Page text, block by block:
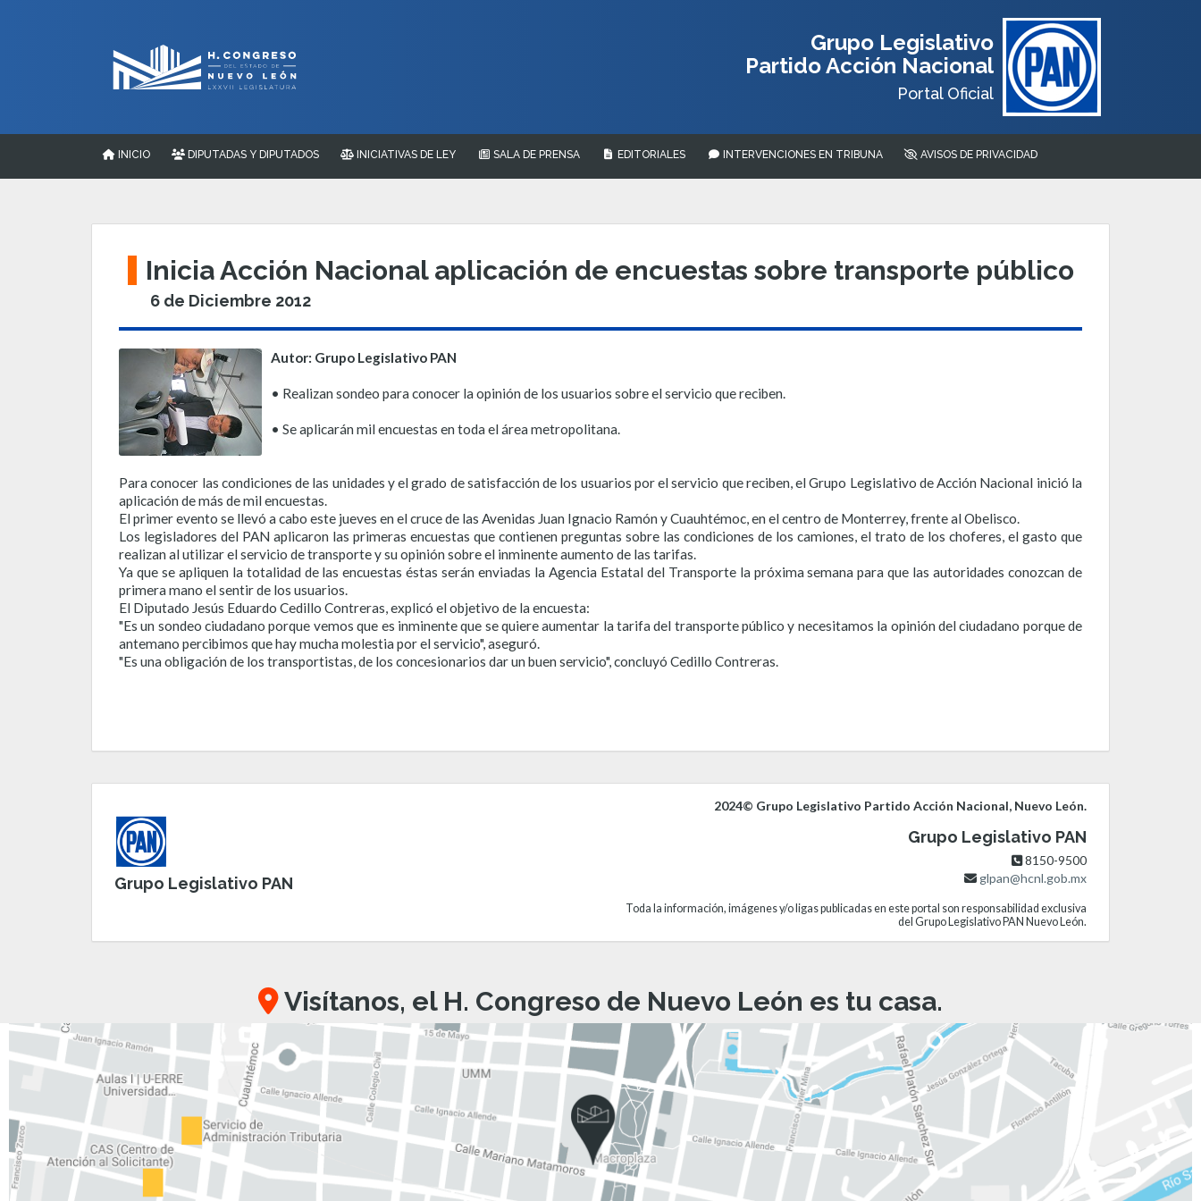
Grupo Legislativo
Partido Acción Nacional
Portal Oficial
INICIO DIPUTADAS Y DIPUTADOS INICIATIVAS DE LEY SALA DE PRENSA EDITORIALES INTERVENCIONES EN TRIBUNA AVISOS DE PRIVACIDAD
Inicia Acción Nacional aplicación de encuestas sobre transporte público
6 de Diciembre 2012
Autor: Grupo Legislativo PAN
• Realizan sondeo para conocer la opinión de los usuarios sobre el servicio que reciben.
• Se aplicarán mil encuestas en toda el área metropolitana.
Para conocer las condiciones de las unidades y el grado de satisfacción de los usuarios por el servicio que reciben, el Grupo Legislativo de Acción Nacional inició la
aplicación de más de mil encuestas.
El primer evento se llevó a cabo este jueves en el cruce de las Avenidas Juan Ignacio Ramón y Cuauhtémoc, en el centro de Monterrey, frente al Obelisco.
Los legisladores del PAN aplicaron las primeras encuestas que contienen preguntas sobre las condiciones de los camiones, el trato de los choferes, el gasto que
realizan al utilizar el servicio de transporte y su opinión sobre el inminente aumento de las tarifas.
Ya que se apliquen la totalidad de las encuestas éstas serán enviadas la Agencia Estatal del Transporte la próxima semana para que las autoridades conozcan de
primera mano el sentir de los usuarios.
El Diputado Jesús Eduardo Cedillo Contreras, explicó el objetivo de la encuesta:
"Es un sondeo ciudadano porque vemos que es inminente que se quiere aumentar la tarifa del transporte público y necesitamos la opinión del ciudadano porque de
antemano percibimos que hay mucha molestia por el servicio", aseguró.
"Es una obligación de los transportistas, de los concesionarios dar un buen servicio", concluyó Cedillo Contreras.
Grupo Legislativo PAN
2024© Grupo Legislativo Partido Acción Nacional, Nuevo León.
Grupo Legislativo PAN
8150-9500
glpan@hcnl.gob.mx
Toda la información, imágenes y/o ligas publicadas en este portal son responsabilidad exclusiva
del Grupo Legislativo PAN Nuevo León.
Visítanos, el H. Congreso de Nuevo León es tu casa.